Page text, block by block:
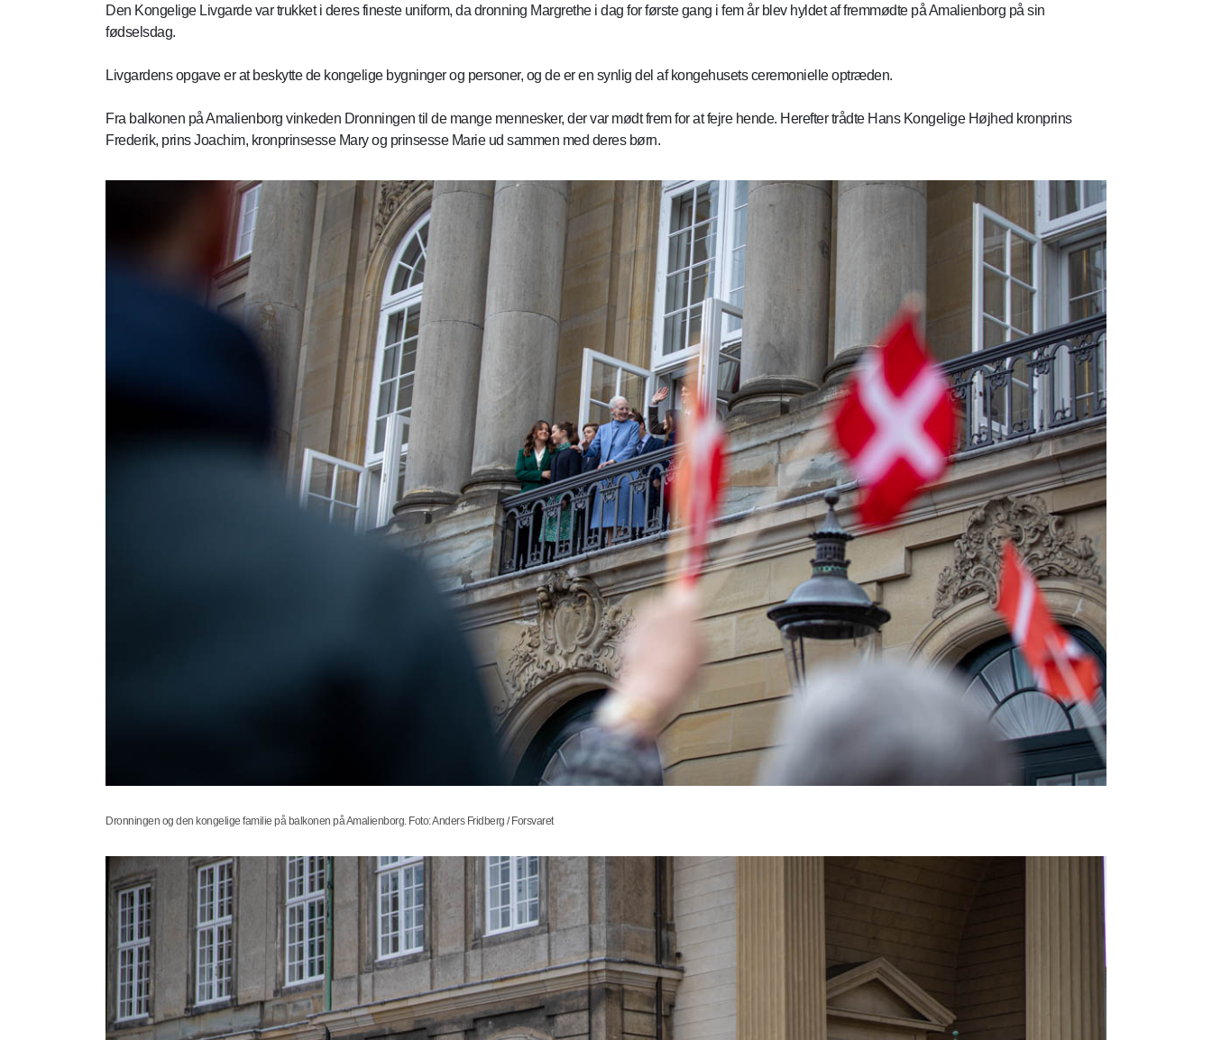
Den Kongelige Livgarde var trukket i deres fineste uniform, da dronning Margrethe i dag for første gang i fem år blev hyldet af fremmødte på Amalienborg på sin
fødselsdag.
Livgardens opgave er at beskytte de kongelige bygninger og personer, og de er en synlig del af kongehusets ceremonielle optræden.
Fra balkonen på Amalienborg vinkeden Dronningen til de mange mennesker, der var mødt frem for at fejre hende. Herefter trådte Hans Kongelige Højhed kronprins
Frederik, prins Joachim, kronprinsesse Mary og prinsesse Marie ud sammen med deres børn.
Dronningen og den kongelige familie på balkonen på Amalienborg. Foto: Anders Fridberg / Forsvaret